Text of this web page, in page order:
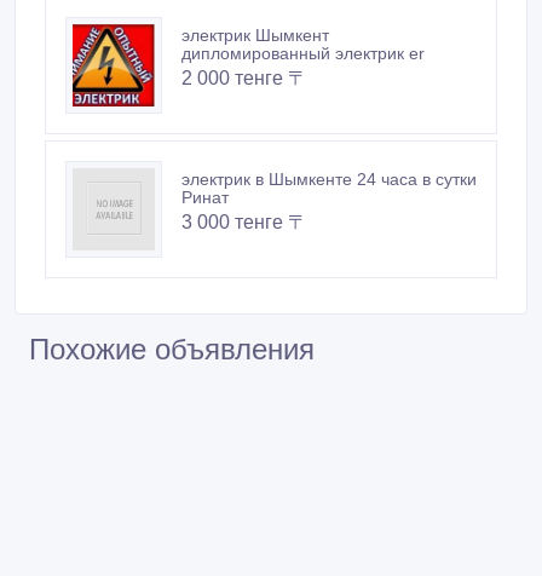
электрик Шымкент
дипломированный электрик er
2 000 тенге 〒
электрик в Шымкенте 24 часа в сутки
Ринат
3 000 тенге 〒
Похожие объявления